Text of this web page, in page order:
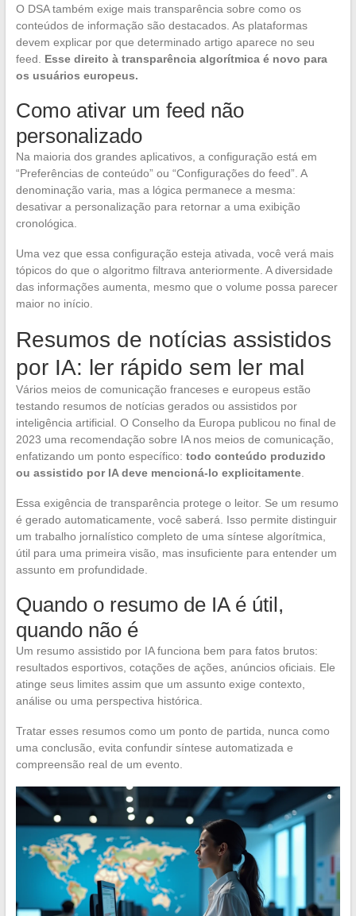
O DSA também exige mais transparência sobre como os
conteúdos de informação são destacados. As plataformas
devem explicar por que determinado artigo aparece no seu
feed. Esse direito à transparência algorítmica é novo para
os usuários europeus.
Como ativar um feed não
personalizado
Na maioria dos grandes aplicativos, a configuração está em
“Preferências de conteúdo” ou “Configurações do feed”. A
denominação varia, mas a lógica permanece a mesma:
desativar a personalização para retornar a uma exibição
cronológica.
Uma vez que essa configuração esteja ativada, você verá mais
tópicos do que o algoritmo filtrava anteriormente. A diversidade
das informações aumenta, mesmo que o volume possa parecer
maior no início.
Resumos de notícias assistidos
por IA: ler rápido sem ler mal
Vários meios de comunicação franceses e europeus estão
testando resumos de notícias gerados ou assistidos por
inteligência artificial. O Conselho da Europa publicou no final de
2023 uma recomendação sobre IA nos meios de comunicação,
enfatizando um ponto específico: todo conteúdo produzido
ou assistido por IA deve mencioná-lo explicitamente.
Essa exigência de transparência protege o leitor. Se um resumo
é gerado automaticamente, você saberá. Isso permite distinguir
um trabalho jornalístico completo de uma síntese algorítmica,
útil para uma primeira visão, mas insuficiente para entender um
assunto em profundidade.
Quando o resumo de IA é útil,
quando não é
Um resumo assistido por IA funciona bem para fatos brutos:
resultados esportivos, cotações de ações, anúncios oficiais. Ele
atinge seus limites assim que um assunto exige contexto,
análise ou uma perspectiva histórica.
Tratar esses resumos como um ponto de partida, nunca como
uma conclusão, evita confundir síntese automatizada e
compreensão real de um evento.